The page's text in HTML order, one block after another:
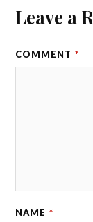
Leave a
COMMENT *
NAME *